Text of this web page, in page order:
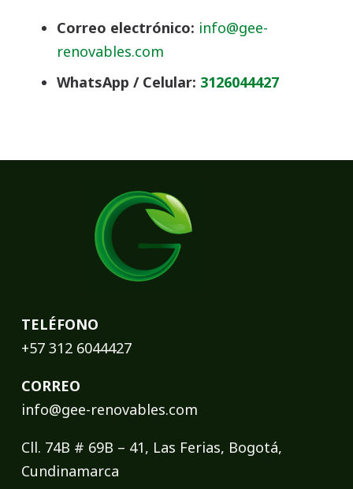
Correo electrónico: info@gee-
renovables.com
WhatsApp / Celular: 3126044427
TELÉFONO
+57 312 6044427
CORREO
info@gee-renovables.com
Cll. 74B # 69B – 41, Las Ferias, Bogotá,
Cundinamarca